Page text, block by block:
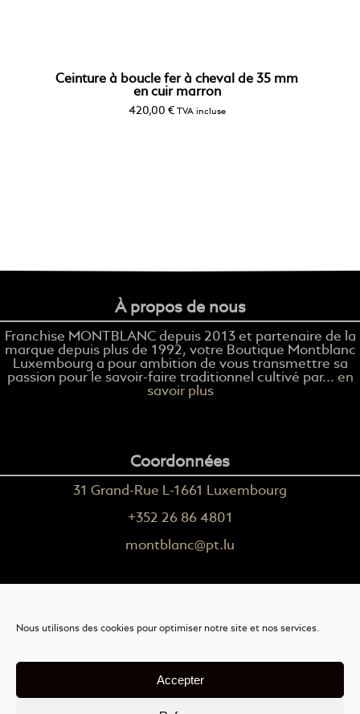
Nous utilisons des cookies pour optimiser notre site et nos services.
Accepter
Ceinture à boucle fer à cheval de 35 mm
en cuir marron
420,00 € TVA incluse
À propos de nous
Franchise MONTBLANC depuis 2013 et partenaire de la
marque depuis plus de 1992, votre Boutique Montblanc
Luxembourg a pour ambition de vous transmettre sa
passion pour le savoir-faire traditionnel cultivé par... en
savoir plus
Coordonnées
31 Grand-Rue L-1661 Luxembourg
+352 26 86 4801
montblanc@pt.lu
Mention légales